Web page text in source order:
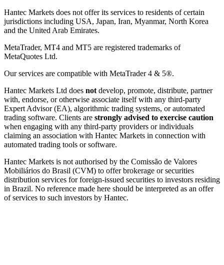
Hantec Markets does not offer its services to residents of certain
jurisdictions including USA, Japan, Iran, Myanmar, North Korea
and the United Arab Emirates.
MetaTrader, MT4 and MT5 are registered trademarks of
MetaQuotes Ltd.
Our services are compatible with MetaTrader 4 & 5®.
Hantec Markets Ltd does not develop, promote, distribute, partner
with, endorse, or otherwise associate itself with any third-party
Expert Advisor (EA), algorithmic trading systems, or automated
trading software. Clients are strongly advised to exercise caution
when engaging with any third-party providers or individuals
claiming an association with Hantec Markets in connection with
automated trading tools or software.
Hantec Markets is not authorised by the Comissão de Valores
Mobiliários do Brasil (CVM) to offer brokerage or securities
distribution services for foreign-issued securities to investors residing
in Brazil. No reference made here should be interpreted as an offer
of services to such investors by Hantec.